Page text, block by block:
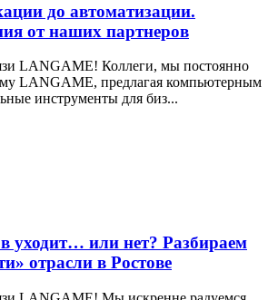
до автоматизации.
от наших партнеров
LANGAME! Коллеги, мы постоянно
LANGAME, предлагая компьютерным
инструменты для биз...
уходит… или нет? Разбираем
отрасли в Ростове